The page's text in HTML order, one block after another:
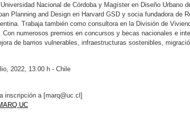
Nacional de Córdoba y Magíster en Diseño Urbano
Planning and Design en Harvard GSD y socia fundadora de
Trabaja también como consultora en la División de
Con numerosos premios en concursos y becas nacionales e
de barrios vulnerables, infraestructuras sostenibles,
2022, 13:00 h - Chile
inscripción a [marq@uc.cl ]
UC